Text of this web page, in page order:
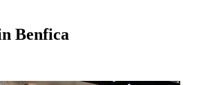
Benfica